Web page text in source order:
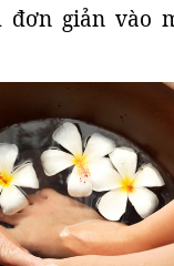
đơn giản vào